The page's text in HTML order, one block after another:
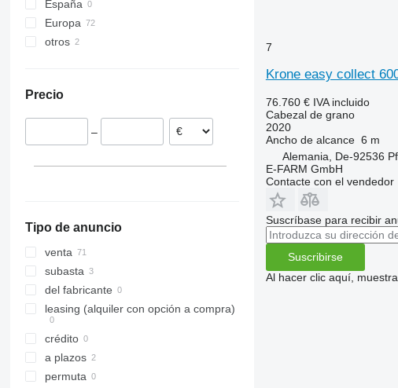
Sunspeed
Swath Up
Vario
920
930
F-series
España
Europa
Austria
Italia
otros
Precio
–
Tipo de anuncio
venta
subasta
del fabricante
leasing (alquiler con opción a compra)
crédito
a plazos
permuta
7
Krone easy collect
76.760 € IVA incluido
Cabezal de grano
2020
Ancho de alcance 6 m
Alemania, De-92536
E-FARM GmbH
Contacte con el vendedor
Suscríbase para recibir
Suscribirse
Al hacer clic aquí,